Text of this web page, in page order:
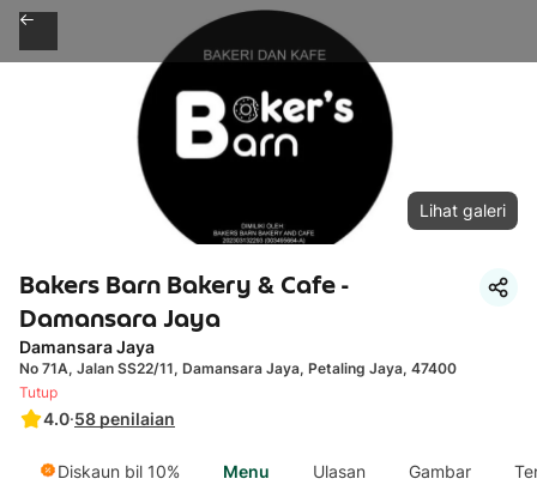
Lihat galeri
Bakers Barn Bakery & Cafe -
Damansara Jaya
Damansara Jaya
No 71A, Jalan SS22/11, Damansara Jaya, Petaling Jaya, 47400
4.0·58 penilaian
Tutup
Diskaun bil 10% Menu Ulasan Gambar